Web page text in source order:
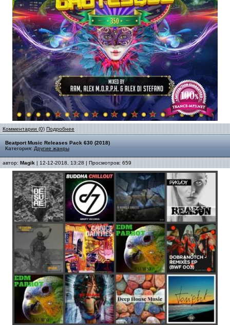
Комментарии (0) Подробнее
Beatport Music Releases Pack 630 (2018)
Категория: Другие жанры
автор: Magik | 12-12-2018, 13:28 | Просмотров: 659